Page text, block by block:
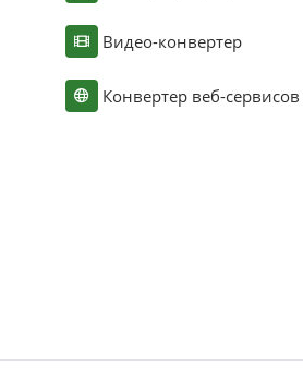
Видео-конвертер
Конвертер веб-сервисов